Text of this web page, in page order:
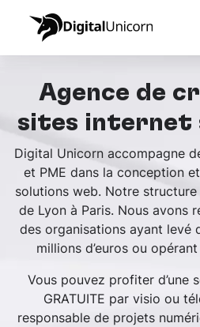
Agence de
sites internet
Digital Unicorn accompagne
et PME dans la conception
solutions web. Notre
de Lyon à Paris. Nous avons
des organisations ayant levé
millions d’euros ou
Vous pouvez profiter d’une
GRATUITE par visio ou
responsable de projets